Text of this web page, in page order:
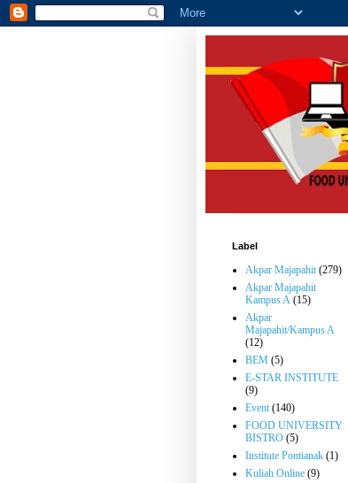
Label
Akpar Majapahit (279)
Akpar Majapahit
Kampus A (15)
Akpar
Majapahit/Kampus A
(12)
BEM (5)
E-STAR INSTITUTE
(9)
Event (140)
FOOD UNIVERSITY
BISTRO (5)
Institute Pontianak (1)
Kuliah Online (9)